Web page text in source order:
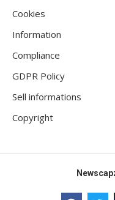
Cookies
Information
Compliance
GDPR Policy
Sell informations
Copyright